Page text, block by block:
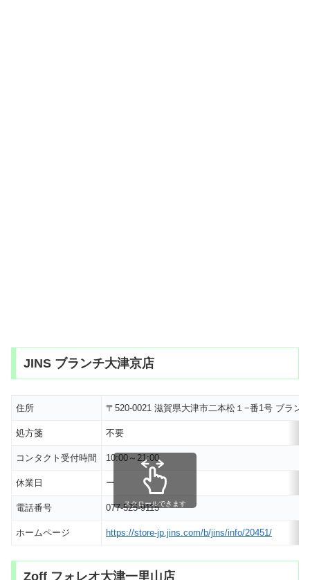
JINS ブランチ大津京店
住所 〒520-0021 滋賀県大津市二本松１−番1号 ブラ
処方箋 不要
コンタクト受付時間 10:00～21:00
休業日 ー
電話番号 077-525-9115
ホームページ https://store-jp.jins.com/b/jins/info/20451/
スクロールできます
Zoff フォレオ大津一里山店